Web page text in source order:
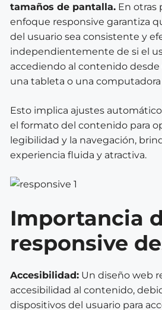
tamaños de pantalla. En otras
enfoque responsive garantiza
del usuario sea consistente y
independientemente de si el
accediendo al contenido
una tableta o una
Esto implica ajustes
el formato del contenido para
legibilidad y la navegación,
experiencia fluida y atractiva.
Importancia
responsive
Accesibilidad: Un diseño web
accesibilidad al contenido,
dispositivos del usuario para